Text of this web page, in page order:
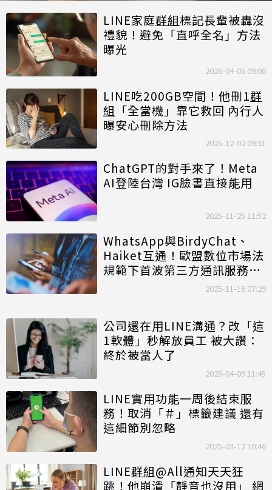
LINE家庭群組標記長輩被轟沒
禮貌！避免「直呼全名」方法
曝光
2026-04-05 09:00
LINE吃200GB空間！他刪1群
組 「全當機」靠它救回 內行人
曝安心刪除方法
2025-12-02 09:31
ChatGPT的對手來了！Meta
AI登陸台灣 IG臉書直接能用
2025-11-25 11:52
WhatsApp與BirdyChat、
Haiket互通！歐盟數位市場法
規範下首波第三方通訊服務整
2025-11-16 07:29
公司還在用LINE溝通？改「這
1軟體」秒解放員工 被大讚：
終於被當人了
2025-04-09 11:45
LINE實用功能一周後結束服
務！取消「＃」標籤建議 還有
這細節別忽略
2025-03-12 10:46
LINE群組@All通知天天狂
跳！他崩潰「靜音也沒用」 網